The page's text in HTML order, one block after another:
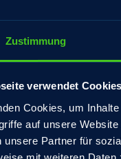
Zustimmung
verwendet
Cookies, um
auf unsere
unsere Partner für